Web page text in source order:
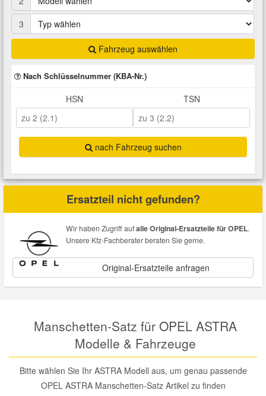
3
Fahrzeug auswählen
Nach Schlüsselnummer (KBA-Nr.)
HSN TSN
nach Fahrzeug suchen
Ersatzteil nicht gefunden?
Wir haben Zugriff aufalle Original-Ersatzteile für OPEL.
Unsere Kfz-Fachberater beraten Sie gerne.
Original-Ersatzteile anfragen
Manschetten-Satz für OPEL ASTRA
Modelle & Fahrzeuge
Bitte wählen Sie Ihr ASTRA Modell aus, um genau passende
OPEL ASTRA Manschetten-Satz Artikel zu finden
Heizung und Klimaanlage
Kraftstoffsystem
Kühlung
Lenkung
Innenausstattung
Karosserieteile
Räder und Reifen
Riementrieb
Zündanlage und Glühanlage
Montage
Rostlöser
Scheibenkleber
Schmiermittel
Total Motoröle
Druckluft Werkzeuge
Fahrwerk Werkzeuge
Halterung Abgasstrang
Handwerkzeuge
Kfz Spezialwerkzeuge
Leitungsverbinder
Motortechnik Werkzeuge
Prüf- und Messwerkzeuge
Reparatur-Zubehör
Glühlampen
Kofferraumwanne
Ladetechnik für Elektroautos
Marderschutz
Nachrüstwischer
Pannenhilfe
Reifen Zubehör
Schlüsselgehäuse
Winter-Autozubehör
VW Ersatzteile
Abarth Ersatzteile
Alfa Romeo Ersatzteile
Audi Ersatzteile
BMW Ersatzteile
Chevrolet Ersatzteile
Cupra Ersatzteile
Daewoo Ersatzteile
Daihatsu Ersatzteile
Dodge Ersatzteile
Honda Ersatzteile